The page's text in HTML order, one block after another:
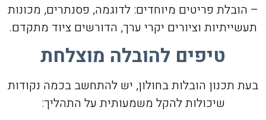
– הובלת פריטים מיוחדים: לדוגמה, פסנתרים, מכונות
תעשייתיות וציורים יקרי ערך, הדורשים ציוד מתקדם.
טיפים להובלה מוצלחת
בעת תכנון הובלות בחולון, יש להתחשב בכמה נקודות
שיכולות להקל משמעותית על התהליך: